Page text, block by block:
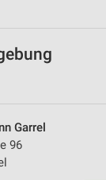
Garrel
96
der Angebote